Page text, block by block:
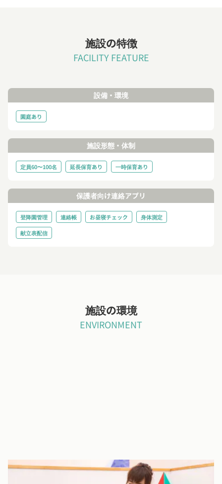
施設の特徴
FACILITY FEATURE
設備・環境
園庭あり
施設形態・体制
定員60〜100名 延長保育あり 一時保育あり
保護者向け連絡アプリ
登降園管理 連絡帳 お昼寝チェック
身体測定
献立表配信
施設の環境
ENVIRONMENT
らくらく登降園管理